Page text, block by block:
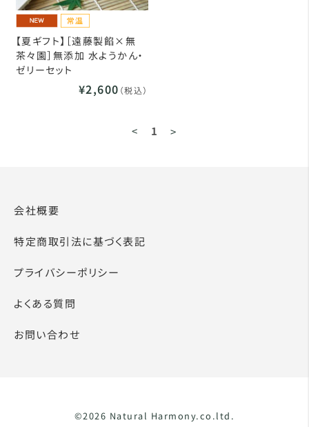
【夏ギフト】［遠藤製餡×無
茶々園］無添加 水ようかん・
ゼリーセット
¥2,600 （税込）
< 1 >
会社概要
特定商取引法に基づく表記
プライバシーポリシー
よくある質問
お問い合わせ
©2026 Natural Harmony.co.ltd.